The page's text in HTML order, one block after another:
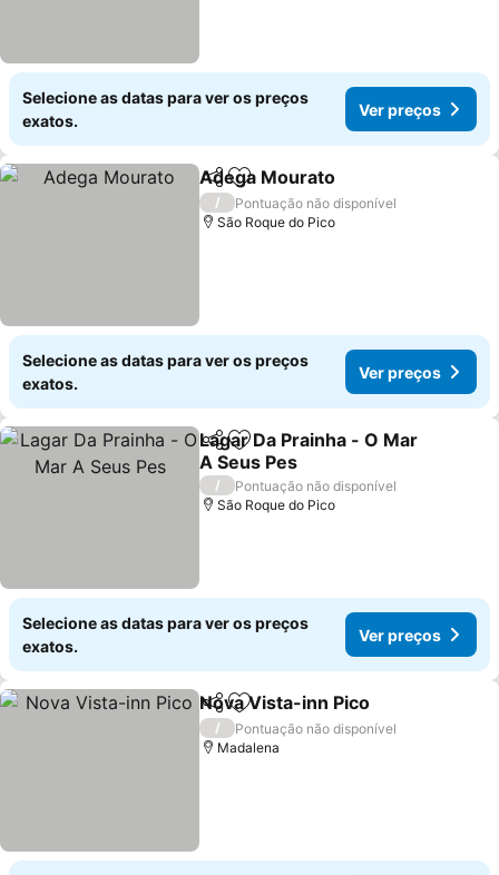
Selecione as datas para ver os preços
exatos.
Ver preços
PartilharAdicionar aos favoritos
Adega Mourato
/
Pontuação não disponível
São Roque do Pico
Selecione as datas para ver os preços
exatos.
Ver preços
PartilharAdicionar aos favoritos
Lagar Da Prainha - O Mar
A Seus Pes
Ver preços
/
Pontuação não disponível
São Roque do Pico
Selecione as datas para ver os preços
exatos.
Ver preços
PartilharAdicionar aos favoritos
Nova Vista-inn Pico
/
Pontuação não disponível
Madalena